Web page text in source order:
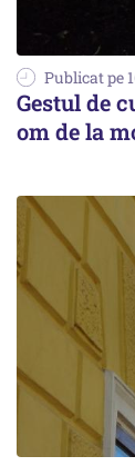
Publicat pe
Gestul de
om de la